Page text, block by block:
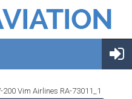
200 Vim Airlines RA-73011_1